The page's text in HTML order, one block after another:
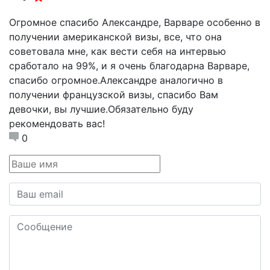
Огромное спасибо Александре, Варваре особенно в
получении американской визы, все, что она
советовала мне, как вести себя на интервью
сработало на 99%, и я очень благодарна Варваре,
спасибо огромное.Александре аналогично в
получении французской визы, спасибо Вам
девочки, вы лучшие.Обязательно буду
рекомендовать вас!
0